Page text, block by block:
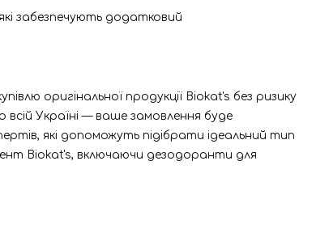
забезпечують додатковий
оригінальної продукції Biokat's без ризику
Україні — ваше замовлення буде
які допоможуть підібрати ідеальний тип
Biokat's, включаючи дезодоранти для